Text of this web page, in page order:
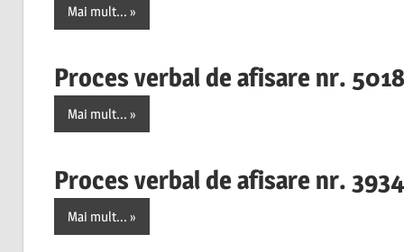
Mai mult...
Proces verbal de afisare nr.
Mai mult...
Proces verbal de afisare nr.
Mai mult...